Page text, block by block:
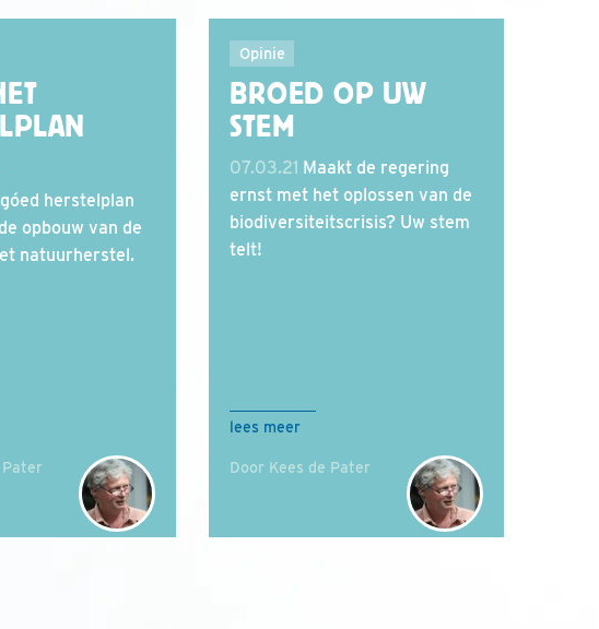
herstelplan
opbouw van de
natuurherstel.
Pater
Opinie
BROED OP UW
STEM
07.03.21 Maakt de regering
ernst met het oplossen van de
biodiversiteitscrisis? Uw stem
telt!
lees meer
Door Kees de Pater